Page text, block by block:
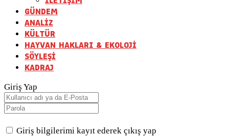
GÜNDEM
ANALİZ
KÜLTÜR
HAYVAN HAKLARI & EKOLOJİ
SÖYLEŞİ
KADRAJ
Giriş Yap
Giriş bilgilerimi kayıt ederek çıkış yap